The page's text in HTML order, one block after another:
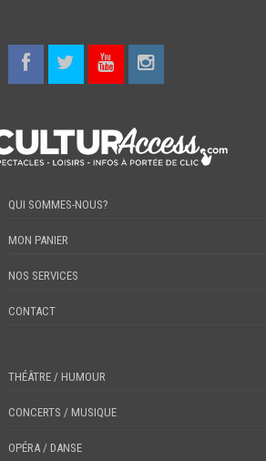
QUI SOMMES-NOUS?
MON PANIER
NOS SERVICES
CONTACT
THÉÂTRE / HUMOUR
CONCERTS / MUSIQUE
OPÉRA / DANSE